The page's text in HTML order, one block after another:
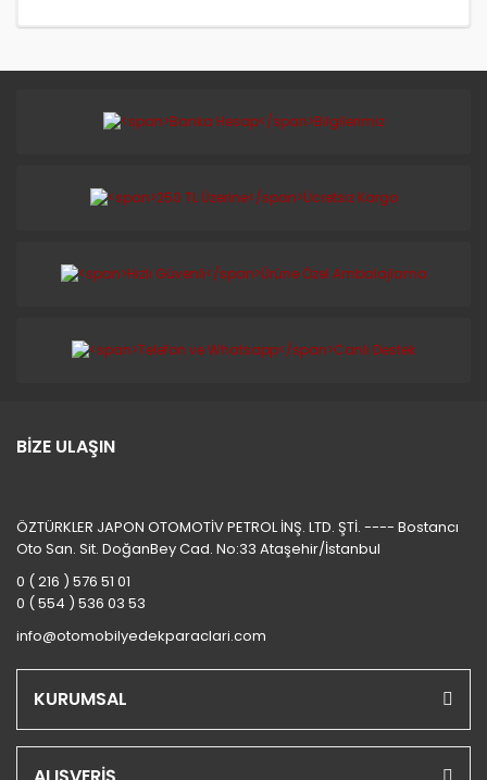
BİZE ULAŞIN
ÖZTÜRKLER JAPON OTOMOTİV PETROL İNŞ. LTD. ŞTİ. ---- Bostancı
Oto San. Sit. DoğanBey Cad. No:33 Ataşehir/İstanbul
0 ( 216 ) 576 51 01
0 ( 554 ) 536 03 53
info@otomobilyedekparaclari.com
KURUMSAL